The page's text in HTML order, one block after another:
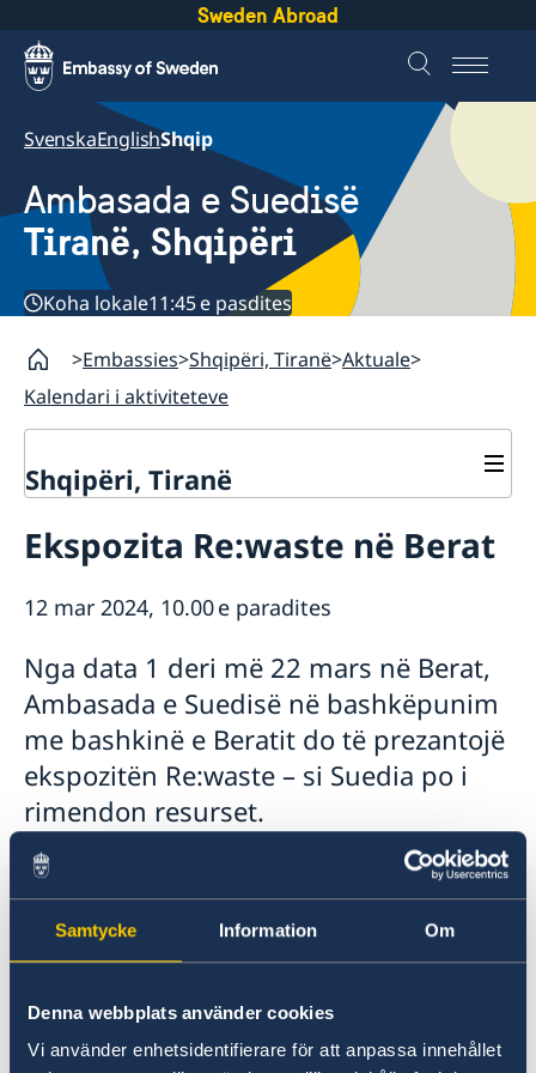
Samtycke Information Om
Denna webbplats använder cookies
Vi använder enhetsidentifierare för att anpassa innehållet
Sweden Abroad
SvenskaEnglishShqip
Ambasada e Suedisë
Tiranë, Shqipëri
Koha lokale11:45 e pasdites
Embassies Shqipëri, Tiranë Aktuale
Kalendari i aktiviteteve
Shqipëri, Tiranë
Rreth nesh
Kalendari i aktiviteteve
Ekspozita Re:waste në Berat
12 mar 2024, 10.00 e paradites
Nga data 1 deri më 22 mars në Berat,
Ambasada e Suedisë në bashkëpunim
me bashkinë e Beratit do të prezantojë
ekspozitën Re:waste – si Suedia po i
rimendon resurset.